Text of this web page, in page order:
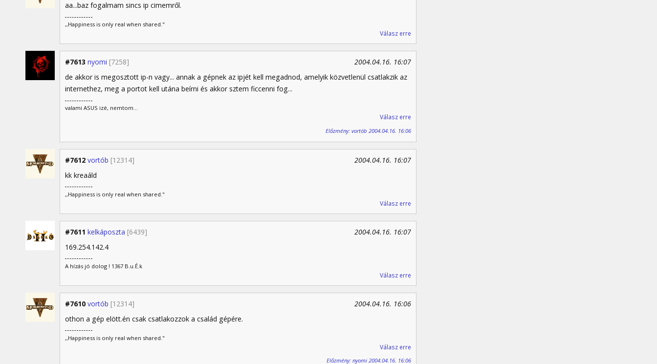
aa...baz fogalmam sincs ip cimemről.
,,Happiness is only real when shared."
Válasz erre
#7613 nyomi [7258]
2004.04.16. 16:07
de akkor is megosztott ip-n vagy... annak a gépnek az ipjét kell megadnod, amelyik közvetlenül csatlakzik az
internethez, meg a portot kell utána beírni és akkor sztem ficcenni fog...
valami ASUS izé, nemtom...
Válasz erre
Előzmény: vortób 2004.04.16. 16:06
#7612 vortób [12314]
2004.04.16. 16:07
kk kreaáld
,,Happiness is only real when shared."
Válasz erre
#7611 kelkáposzta [6439]
2004.04.16. 16:07
169.254.142.4
A hízás jó dolog ! 1367 B.u.É.k
Válasz erre
#7610 vortób [12314]
2004.04.16. 16:06
othon a gép elött.én csak csatlakozzok a család gépére.
,,Happiness is only real when shared."
Válasz erre
Előzmény: nyomi 2004.04.16. 16:06